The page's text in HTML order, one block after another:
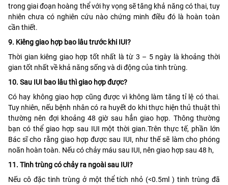
trong giai đoạn hoàng thể với hy vọng sẽ tăng khả năng có thai, tuy
nhiên chưa có nghiên cứu nào chứng minh điều đó là hoàn toàn
cần thiết.
9. Kiêng giao hợp bao lâu trước khi IUI?
Thời gian kiêng giao hợp tốt nhất là từ 3 – 5 ngày là khoảng thời
gian tốt nhất về khả năng sống và di động của tinh trùng.
10. Sau IUI bao lâu thì giao hợp được?
Có hay không giao hợp cũng được vì không làm tăng tỉ lệ có thai.
Tuy nhiên, nếu bệnh nhân có ra huyết do khi thực hiện thủ thuật thì
thường nên đợi khoảng 48 giờ sau hẳn giao hợp. Thông thường
bạn có thể giao hợp sau IUI một thời gian.Trên thực tế, phần lớn
Bác sĩ cho rằng giao hợp được sau IUI, như thế sẽ làm cho phóng
noãn hoàn toàn. Nếu có chảy máu sau IUI, nên giao hợp sau 48 h,
11. Tinh trùng có chảy ra ngoài sau IUI?
Nếu cô đặc tinh trùng ở một thể tích nhỏ (<0.5ml ) tinh trùng đã